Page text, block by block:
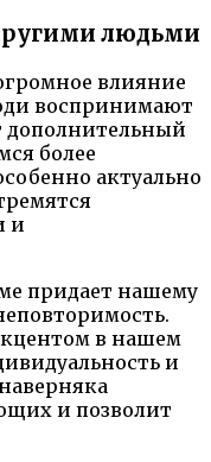
людьми
влияние
воспринимают
дополнительный
более
актуально
и
придает нашему
в нашем
и
и позволит